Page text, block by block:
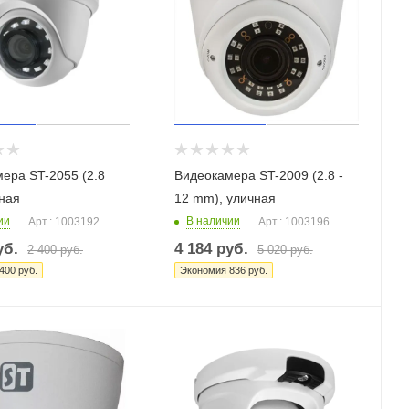
ST-2055 (2.8
Арт.: 1003192
2 400руб.
400 руб.
Видеокамера ST-2009 (2.8 -
12 mm), уличная
В наличии Арт.: 1003196
4 184руб. 5 020руб.
Экономия 836руб.